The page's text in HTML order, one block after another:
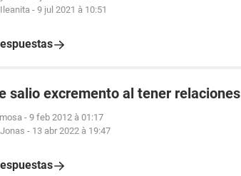
Ileanita - 9 jul 2021 à 10:51
salio excremento al tener relaciones
- 9 feb 2012 à 01:17
Jonas - 13 abr 2022 à 19:47